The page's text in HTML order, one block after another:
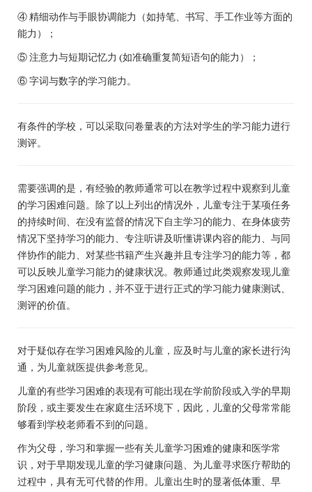
④ 精细动作与手眼协调能力（如持笔、书写、手工作业等方面的
能力）；
⑤ 注意力与短期记忆力 (如准确重复简短语句的能力）；
⑥ 字词与数字的学习能力。
有条件的学校，可以采取问卷量表的方法对学生的学习能力进行
测评。
需要强调的是，有经验的教师通常可以在教学过程中观察到儿童
的学习困难问题。除了以上列出的情况外，儿童专注于某项任务
的持续时间、在没有监督的情况下自主学习的能力、在身体疲劳
情况下坚持学习的能力、专注听讲及听懂讲课内容的能力、与同
伴协作的能力、对某些书籍产生兴趣并且专注学习的能力等，都
可以反映儿童学习能力的健康状况。教师通过此类观察发现儿童
学习困难问题的能力，并不亚于进行正式的学习能力健康测试、
测评的价值。
对于疑似存在学习困难风险的儿童，应及时与儿童的家长进行沟
通，为儿童就医提供参考意见。
儿童的有些学习困难的表现有可能出现在学前阶段或入学的早期
阶段，或主要发生在家庭生活环境下，因此，儿童的父母常常能
够看到学校老师看不到的问题。
作为父母，学习和掌握一些有关儿童学习困难的健康和医学常
识，对于早期发现儿童的学习健康问题、为儿童寻求医疗帮助的
过程中，具有无可代替的作用。儿童出生时的显著低体重、早